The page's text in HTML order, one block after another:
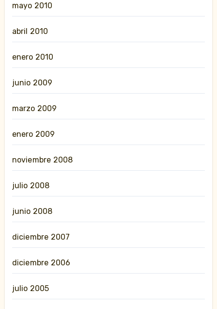
mayo 2010
abril 2010
enero 2010
junio 2009
marzo 2009
enero 2009
noviembre 2008
julio 2008
junio 2008
diciembre 2007
diciembre 2006
julio 2005